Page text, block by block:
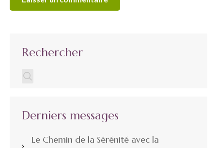
Rechercher
Derniers messages
Le Chemin de la Sérénité avec la